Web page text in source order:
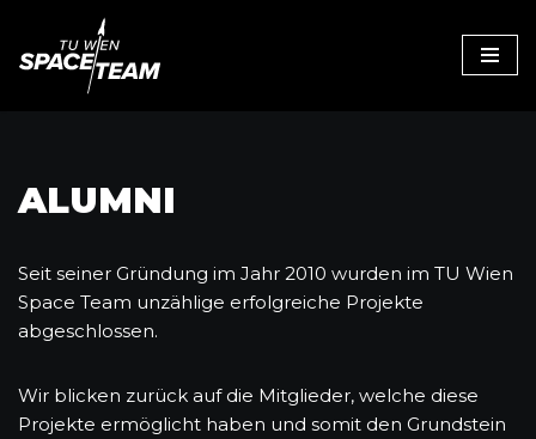
Zum
ALUMNI
Seit seiner Gründung im Jahr 2010 wurden im TU Wien
Space Team unzählige erfolgreiche Projekte
abgeschlossen.
Wir blicken zurück auf die Mitglieder, welche diese
Projekte ermöglicht haben und somit den Grundstein